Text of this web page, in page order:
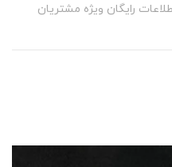
رایگان ویژه مشتریان